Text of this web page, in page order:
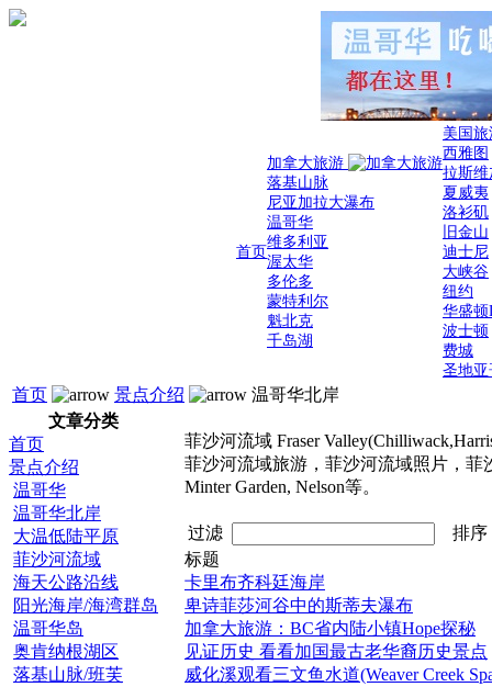
首页
加拿大旅游
落基山脉
尼亚加拉大瀑布
温哥华
维多利亚
渥太华
多伦多
蒙特利尔
魁北克
千岛湖
美国
西雅图
拉斯维
夏威夷
洛衫矶
旧金山
迪士尼
大峡谷
纽约
华盛顿
波士顿
费城
圣地亚
首页 景点介绍
温哥华北岸
文章分类
首页
景点介绍
温哥华
温哥华北岸
大温低陆平原
菲沙河流域
海天公路沿线
阳光海岸/海湾群岛
温哥华岛
奥肯纳根湖区
落基山脉/班芙
菲沙河流域 Fraser
菲沙河流域旅游，菲沙河流域照片，菲
Minter Garden, Nelson等。
过滤
排
标题
卡里布齐科廷海岸
卑诗菲莎河谷中的斯蒂夫瀑布
加拿大旅游：BC省内陆小镇Hope探秘
见证历史 看看加国最古老华裔历史景点
威化溪观看三文鱼水道(Weaver Creek